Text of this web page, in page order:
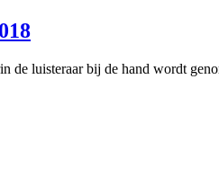
de luisteraar bij de hand wordt